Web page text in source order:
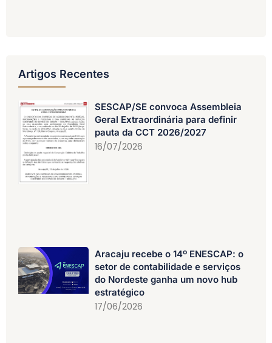
Artigos Recentes
SESCAP/SE convoca Assembleia
Geral Extraordinária para definir
pauta da CCT 2026/2027
16/07/2026
Aracaju recebe o 14º ENESCAP: o
setor de contabilidade e serviços
do Nordeste ganha um novo hub
estratégico
17/06/2026